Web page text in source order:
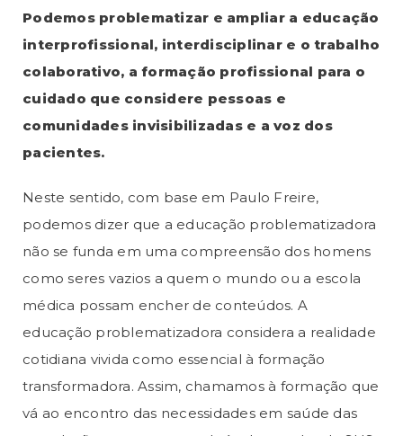
Podemos problematizar e ampliar a educação
interprofissional, interdisciplinar e o trabalho
colaborativo, a formação profissional para o
cuidado que considere pessoas e
comunidades invisibilizadas e a voz dos
pacientes.
Neste sentido, com base em Paulo Freire,
podemos dizer que a educação problematizadora
não se funda em uma compreensão dos homens
como seres vazios a quem o mundo ou a escola
médica possam encher de conteúdos. A
educação problematizadora considera a realidade
cotidiana vivida como essencial à formação
transformadora. Assim, chamamos à formação que
vá ao encontro das necessidades em saúde das